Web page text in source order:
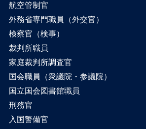
航空管制官
外務省専門職員（外交官）
検察官（検事）
裁判所職員
家庭裁判所調査官
国会職員（衆議院・参議院）
国立国会図書館職員
刑務官
入国警備官